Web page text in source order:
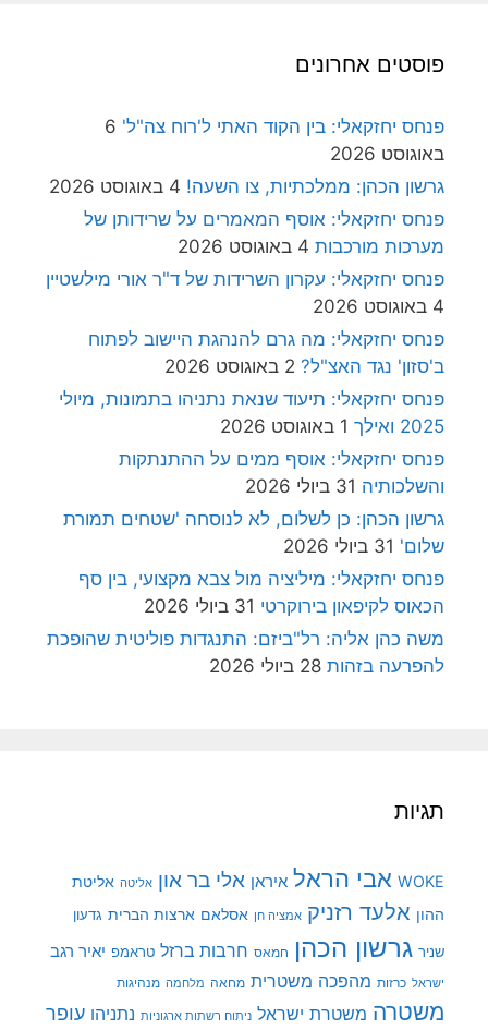
פוסטים אחרונים
פנחס יחזקאלי: בין הקוד האתי ל'רוח צה"ל' 6
באוגוסט 2026
גרשון הכהן: ממלכתיות, צו השעה! 4 באוגוסט 2026
פנחס יחזקאלי: אוסף המאמרים על שרידותן של
מערכות מורכבות 4 באוגוסט 2026
פנחס יחזקאלי: עקרון השרידות של ד"ר אורי מילשטיין
4 באוגוסט 2026
פנחס יחזקאלי: מה גרם להנהגת היישוב לפתוח
ב'סזון' נגד האצ"ל? 2 באוגוסט 2026
פנחס יחזקאלי: תיעוד שנאת נתניהו בתמונות, מיולי
2025 ואילך
1 באוגוסט 2026
פנחס יחזקאלי: אוסף ממים על ההתנתקות
והשלכותיה 31 ביולי 2026
גרשון הכהן: כן לשלום, לא לנוסחה 'שטחים תמורת
שלום' 31 ביולי 2026
פנחס יחזקאלי: מיליציה מול צבא מקצועי, בין סף
הכאוס לקיפאון בירוקרטי 31 ביולי 2026
משה כהן אליה: רל"ביזם: התנגדות פוליטית שהופכת
להפרעה בזהות 28 ביולי 2026
תגיות
WOKE אבי הראל איראן אלי בר און אליטה אליטת
ההון אלעד רזניק אמציה חן אסלאם ארצות הברית גדעון
שניר גרשון הכהן חמאס חרבות ברזל טראמפ יאיר רגב
ישראל כרזות מהפכה משטרית מחאה מלחמה מנהיגות
משטרה משטרת ישראל ניתוח רשתות ארגוניות נתניהו עופר